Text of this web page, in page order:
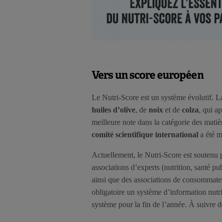
Vers un score européen
Le Nutri-Score est un système évolutif.
huiles d’olive, de noix et de colza, qui
meilleure note dans la catégorie des
comité scientifique international a été
Actuellement, le Nutri-Score est soutenu
associations d’experts (nutrition, santé
ainsi que des associations de
obligatoire un système d’information
système pour la fin de l’année. À suivre